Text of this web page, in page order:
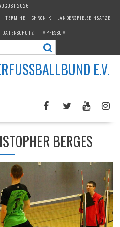
2026
TERMINE CHRONIK
LÄNDERSPIELEEINSÄTZE
DATENSCHUTZ IMPRESSUM
E.V.
BERGES